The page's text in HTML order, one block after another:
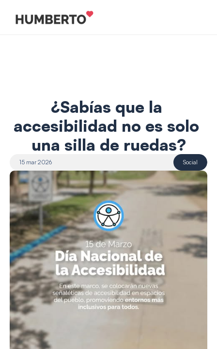
¿Sabías que la
accesibilidad no es solo
una silla de ruedas?
15 mar 2026 Social